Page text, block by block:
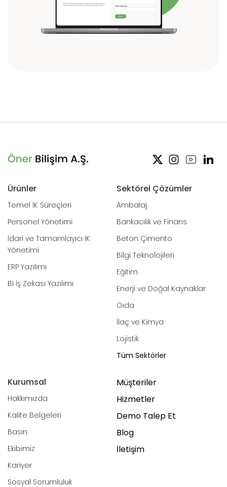
Ürünler
Temel İK Süreçleri
Personel Yönetimi
İdari ve Tamamlayıcı IK
Yönetimi
ERP Yazılımı
BI İş Zekası Yazılımı
Sektörel Çözümler
Ambalaj
Bankacılık ve Finans
Beton Çimento
Bilgi Teknolojileri
Eğitim
Enerji ve Doğal Kaynaklar
Gıda
İlaç ve Kimya
Lojistik
Tüm Sektörler
Kurumsal
Hakkımızda
Kalite Belgeleri
Basın
Ekibimiz
Kariyer
Sosyal Sorumluluk
Müşteriler
Hizmetler
Demo Talep Et
Blog
İletişim